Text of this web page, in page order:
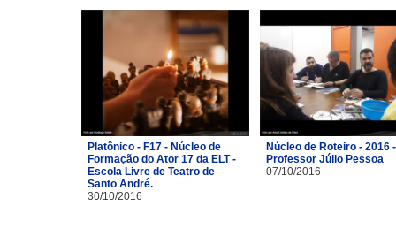
Platônico - F17 - Núcleo de
Formação do Ator 17 da ELT -
Escola Livre de Teatro de
Santo André.
30/10/2016
Núcleo de Roteiro - 2016 -
Professor Júlio Pessoa
07/10/2016